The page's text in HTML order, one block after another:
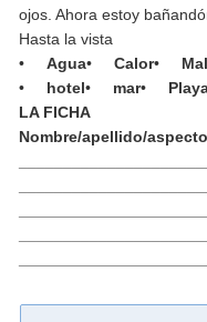
ojos. Ahora estoy
Hasta la vista
•Agua•Calor•
• hotel• mar•
LA FICHA
Nombre/apellido/